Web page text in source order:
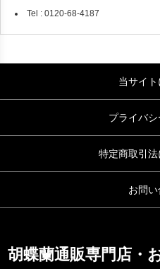
Tel : 0120-68-4187
当サイ
プライバ
特定商取引
お問
胡蝶蘭通販専門店・